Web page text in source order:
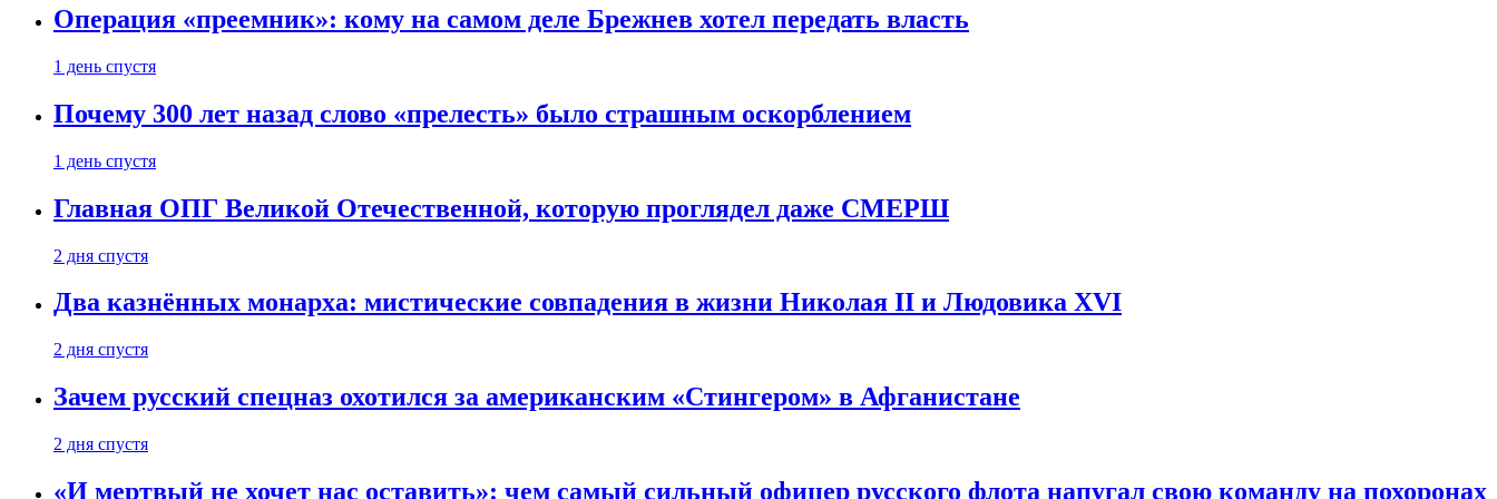
Операция «преемник»: кому на самом деле Брежнев хотел передать власть
1 день спустя
Почему 300 лет назад слово «прелесть» было страшным оскорблением
1 день спустя
Главная ОПГ Великой Отечественной, которую проглядел даже СМЕРШ
2 дня спустя
Два казнённых монарха: мистические совпадения в жизни Николая II и Людовика XVI
2 дня спустя
Зачем русский спецназ охотился за американским «Стингером» в Афганистане
2 дня спустя
«И мертвый не хочет нас оставить»: чем самый сильный офицер русского флота напугал свою команду на похоронах